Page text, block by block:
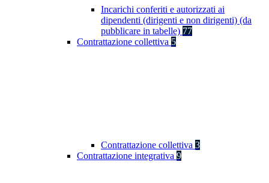
Incarichi conferiti e autorizzati ai
dipendenti (dirigenti e non dirigenti) (da
pubblicare in tabelle) 77
Contrattazione collettiva 5
Contrattazione collettiva 3
Contrattazione integrativa 9